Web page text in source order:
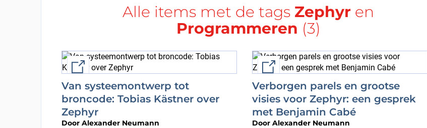
Alle items met de tags Zephyr en
Programmeren (3)
External link
Van systeemontwerp tot
broncode: Tobias Kästner over
Zephyr
Door Alexander Neumann
External link
Verborgen parels en grootse
visies voor Zephyr: een gesprek
met Benjamin Cabé
Door Alexander Neumann